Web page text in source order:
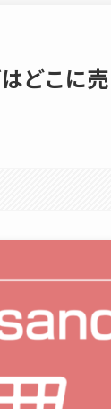
どこに